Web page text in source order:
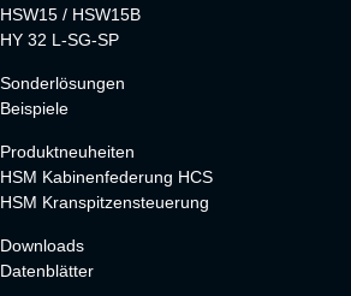
HSW15 / HSW15B
HY 32 L-SG-SP
Sonderlösungen
Beispiele
Produktneuheiten
HSM Kabinenfederung HCS
HSM Kranspitzensteuerung
Downloads
Datenblätter